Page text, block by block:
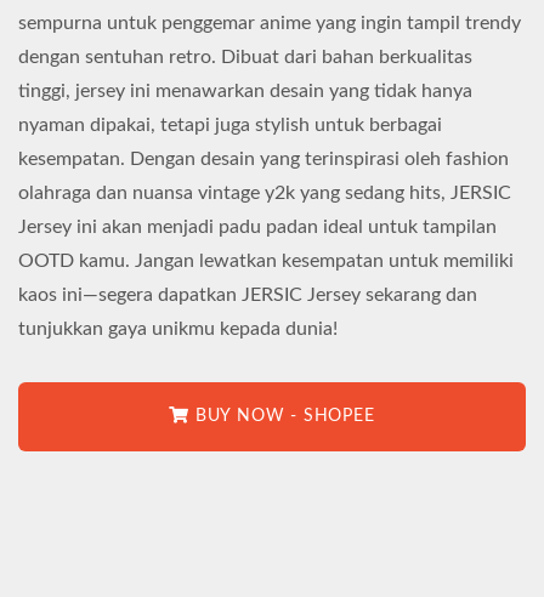
sempurna untuk penggemar anime yang ingin tampil trendy
dengan sentuhan retro. Dibuat dari bahan berkualitas
tinggi, jersey ini menawarkan desain yang tidak hanya
nyaman dipakai, tetapi juga stylish untuk berbagai
kesempatan. Dengan desain yang terinspirasi oleh fashion
olahraga dan nuansa vintage y2k yang sedang hits, JERSIC
Jersey ini akan menjadi padu padan ideal untuk tampilan
OOTD kamu. Jangan lewatkan kesempatan untuk memiliki
kaos ini—segera dapatkan JERSIC Jersey sekarang dan
tunjukkan gaya unikmu kepada dunia!
BUY NOW - SHOPEE